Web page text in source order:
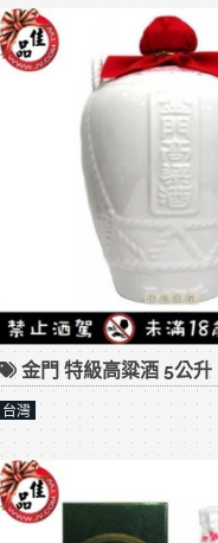
金門 特級高粱酒 5公升
台灣